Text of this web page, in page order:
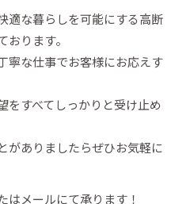
適な暮らしを可能にする高断
ります。
寧な仕事でお客様にお応えす
をすべてしっかりと受け止め
がありましたらぜひお気軽に
はメールにて承ります！